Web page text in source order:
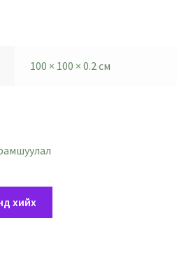
100 × 100 × 0.2 см
хийх